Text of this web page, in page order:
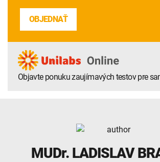
OBJEDNAŤ
Objavte ponuku zaujímavých testov pre
MUDr. LADISLAV